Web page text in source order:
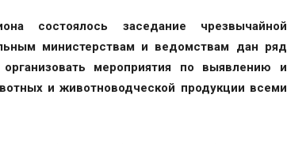
состоялось заседание чрезвычайной
министерствам и ведомствам дан ряд
мероприятия по выявлению и
и животноводческой продукции всеми